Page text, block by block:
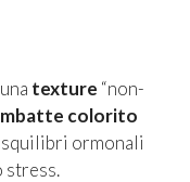
texture “non-
colorito
squilibri ormonali
stress.